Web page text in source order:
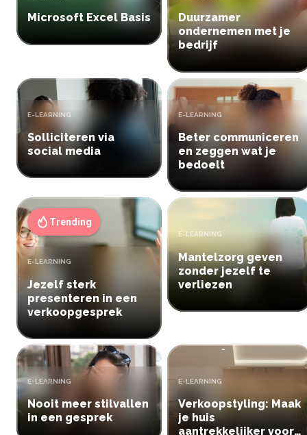
Microsoft Excel Basis
Duurzamer
ondernemen met je
bedrijf
Solliciteren via
social media
TYPE:
E-LEARNING
Beter communiceren
en zeggen wat je
bedoelt
TYPE:
E-LEARNING
Jezelf sterk
presenteren in een
verkoopgesprek
TYPE:
E-LEARNING
Trending
Mantelzorg geven
zonder jezelf te
verliezen
TYPE:
E-LEARNING
Nooit meer stilvallen
in een gesprek
TYPE:
E-LEARNING
Verkoopstyling: Maak
je huis
aantrekkelijker voor
TYPE:
E-LEARNING